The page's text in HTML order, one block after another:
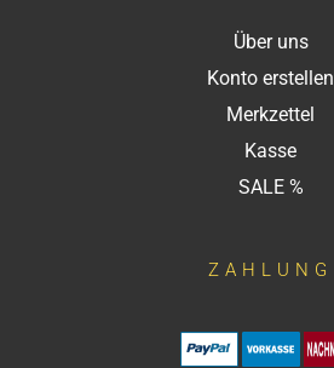
Über uns
Konto erstellen
Merkzettel
Kasse
SALE %
ZAHLUNG